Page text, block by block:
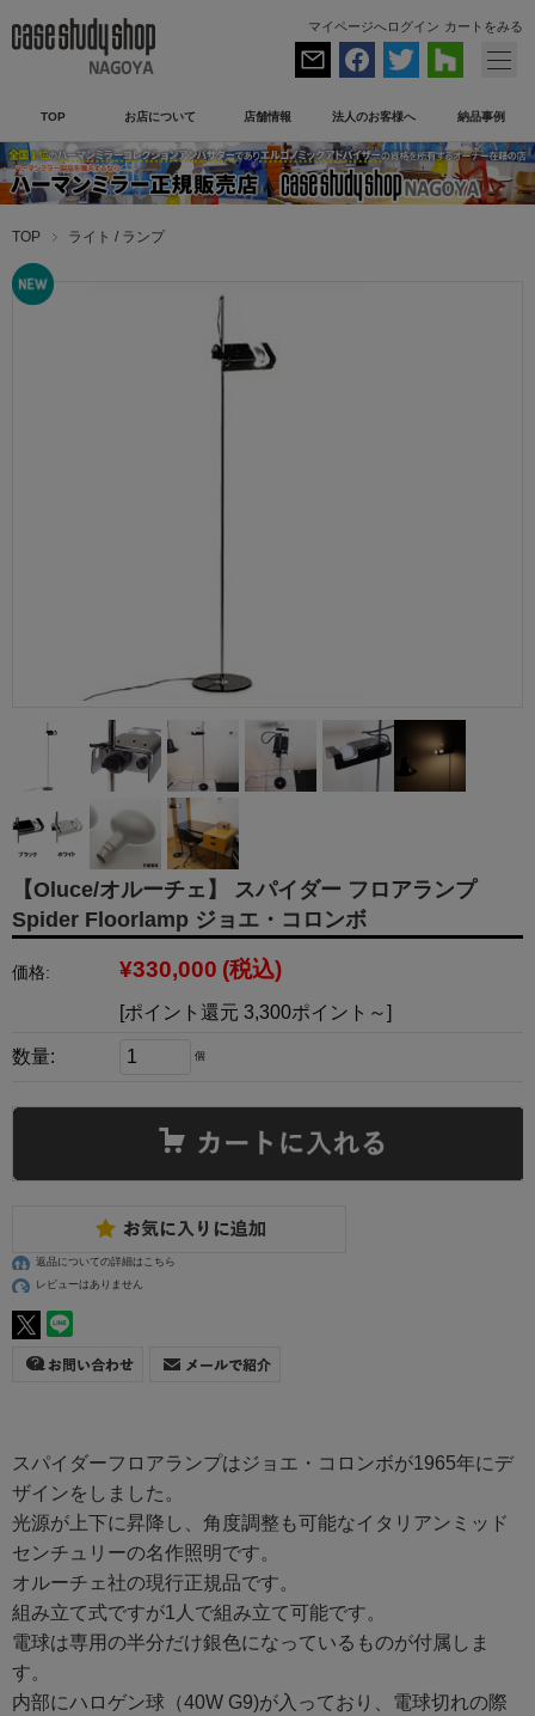
マイページへログイン カートをみる
TOP お店について 店舗情報 法人のお客様へ 納品事例
TOP ライト / ランプ
【Oluce/オルーチェ】 スパイダー フロアランプ
Spider Floorlamp ジョエ・コロンボ
価格: ¥330,000 (税込)
[ポイント還元 3,300ポイント～]
数量: 個
返品についての詳細はこちら
レビューはありません
スパイダーフロアランプはジョエ・コロンボが1965年にデ
ザインをしました。
光源が上下に昇降し、角度調整も可能なイタリアンミッド
センチュリーの名作照明です。
オルーチェ社の現行正規品です。
組み立て式ですが1人で組み立て可能です。
電球は専用の半分だけ銀色になっているものが付属しま
す。
内部にハロゲン球（40W G9)が入っており、電球切れの際